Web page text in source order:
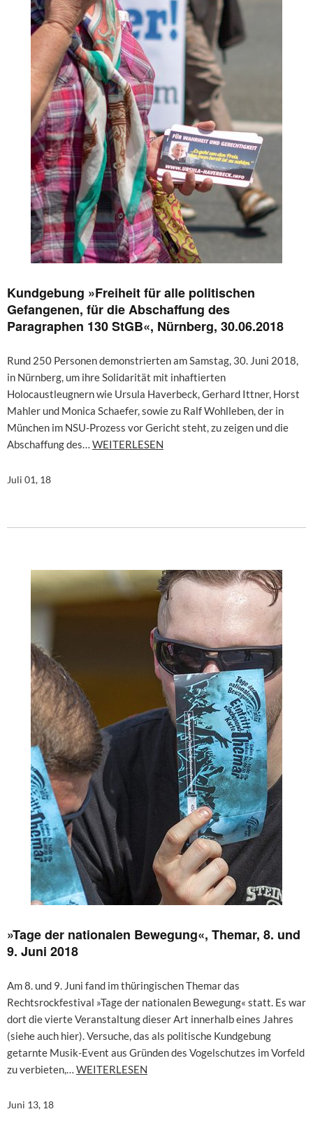
Kundgebung »Freiheit für alle politischen
Gefangenen, für die Abschaffung des
Paragraphen 130 StGB«, Nürnberg, 30.06.2018
Rund 250 Personen demonstrierten am Samstag, 30. Juni 2018,
in Nürnberg, um ihre Solidarität mit inhaftierten
Holocaustleugnern wie Ursula Haverbeck, Gerhard Ittner, Horst
Mahler und Monica Schaefer, sowie zu Ralf Wohlleben, der in
München im NSU-Prozess vor Gericht steht, zu zeigen und die
Abschaffung des… WEITERLESEN
Juli 01, 18
»Tage der nationalen Bewegung«, Themar, 8. und
9. Juni 2018
Am 8. und 9. Juni fand im thüringischen Themar das
Rechtsrockfestival »Tage der nationalen Bewegung« statt. Es war
dort die vierte Veranstaltung dieser Art innerhalb eines Jahres
(siehe auch hier). Versuche, das als politische Kundgebung
getarnte Musik-Event aus Gründen des Vogelschutzes im Vorfeld
zu verbieten,… WEITERLESEN
Juni 13, 18